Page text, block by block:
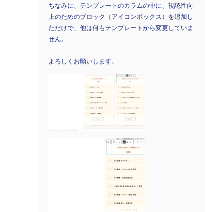
ちなみに、テンプレートのカラムの中に、視認性向
上のためのブロック（アイコンボックス）を追加し
ただけで、他は何もテンプレートから変更していま
せん。
よろしくお願いします。